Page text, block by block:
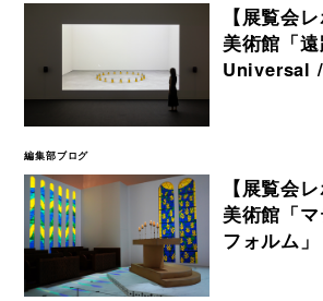
【展覧会
美術館「
Universal
編集部ブログ
【展覧会
美術館「
フォルム」